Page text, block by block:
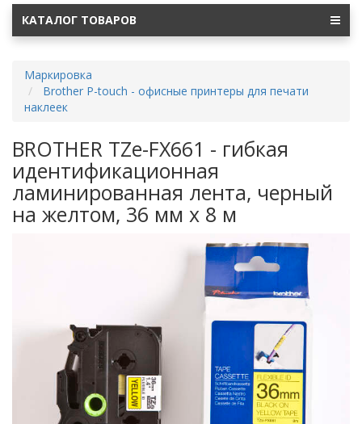
КАТАЛОГ ТОВАРОВ
Маркировка
Brother P-touch - офисные принтеры для печати
наклеек
BROTHER TZe-FX661 - гибкая
идентификационная
ламинированная лента, черный
на желтом, 36 мм х 8 м